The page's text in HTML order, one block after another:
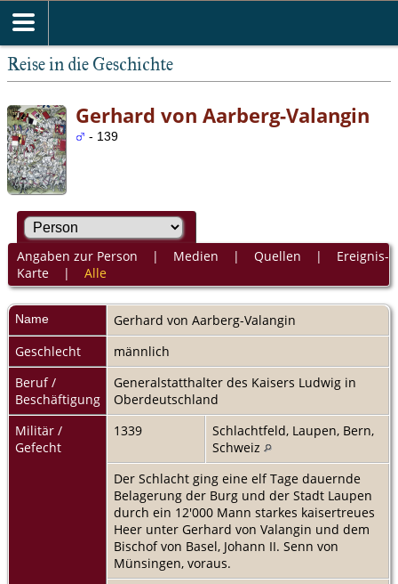
Reise in die Geschichte
Gerhard von Aarberg-Valangin
- 139
Angaben zur Person | Medien | Quellen | Ereignis-
Karte| Alle
Name Gerhard von Aarberg-Valangin
Geschlecht
männlich
Beruf /
Beschäftigung
Generalstatthalter des Kaisers Ludwig in
Oberdeutschland
Militär /
Gefecht
1339
Schlachtfeld, Laupen, Bern,
Schweiz
Der Schlacht ging eine elf Tage dauernde
Belagerung der Burg und der Stadt Laupen
durch ein 12'000 Mann starkes kaisertreues
Heer unter Gerhard von Valangin und dem
Bischof von Basel, Johann II. Senn von
Münsingen, voraus.